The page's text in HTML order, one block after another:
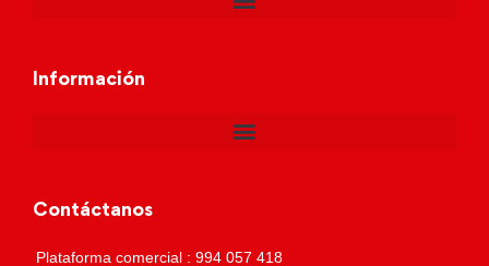
Información
Contáctanos
Plataforma comercial : 994 057 418